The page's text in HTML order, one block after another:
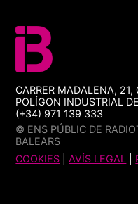
CARRER MADALENA, 21,
POLÍGON INDUSTRIAL
(+34) 971 139 333
© ENS PÚBLIC DE
BALEARS
COOKIES |AVÍS LEGAL